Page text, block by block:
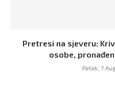
Pretresi na sjeveru:
osobe,
Petak, 7